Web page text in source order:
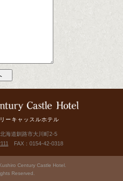
ーキャッスルホテル
海道釧路市大川町2-5
FAX：0154-42-0318
Century Castle Hotel.
Reserved.